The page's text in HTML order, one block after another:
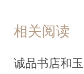
相关阅读
诚品书店和